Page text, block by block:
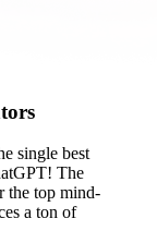
single best
The
the top mind-
a ton of